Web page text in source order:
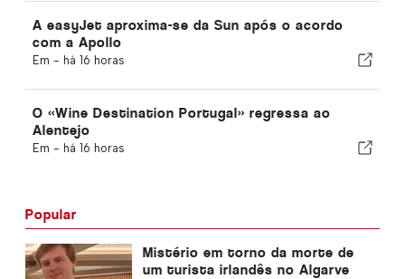
A easyJet aproxima-se da Sun após o acordo
com a Apollo
Em - há 16 horas
O «Wine Destination Portugal» regressa ao
Alentejo
Em - há 16 horas
Popular
Mistério em torno da morte de
um turista irlandês no Algarve